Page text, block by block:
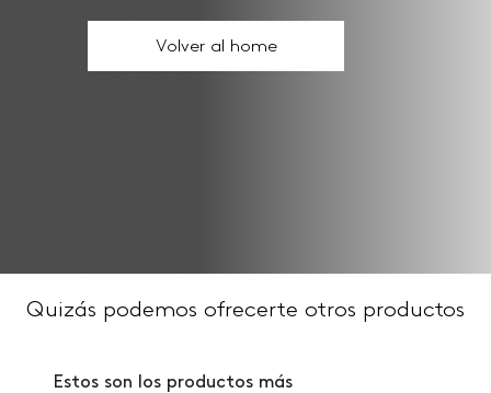
Volver al home
Quizás podemos ofrecerte otros productos
Estos son los productos más